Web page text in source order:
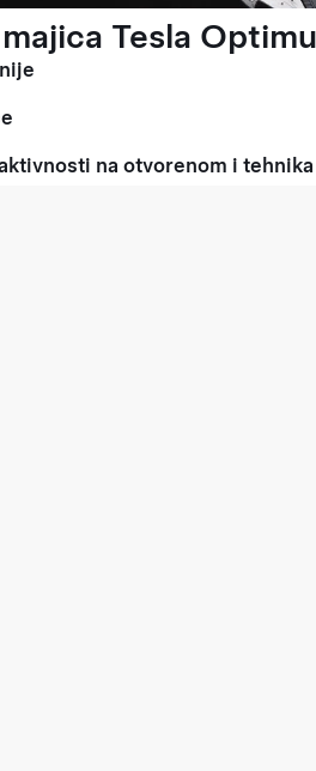
Tesla
na otvorenom i tehnika